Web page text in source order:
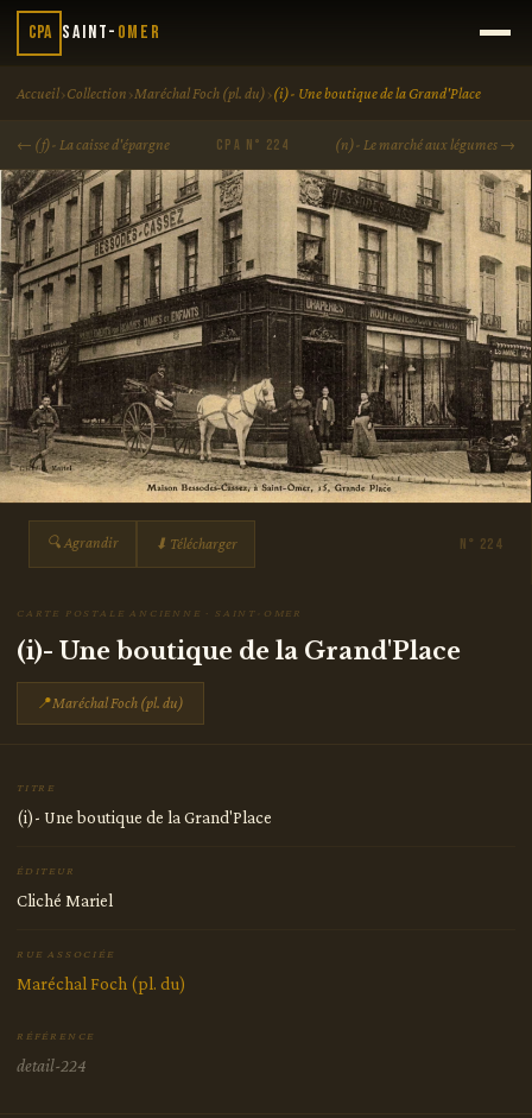
CPA Saint- Omer
Accueil›Collection ›Maréchal Foch (pl. du) ›(i)- Une boutique de la Grand'Place
← (f)- La caisse d'épargne CPA N° 224 (n)- Le marché aux légumes →
🔍 Agrandir ⬇ Télécharger N° 224
CARTE POSTALE ANCIENNE · SAINT-OMER
(i)- Une boutique de la Grand'Place
📍Maréchal Foch (pl. du)
TITRE
(i)- Une boutique de la Grand'Place
ÉDITEUR
Cliché Mariel
RUE ASSOCIÉE
Maréchal Foch (pl. du)
RÉFÉRENCE
detail-224